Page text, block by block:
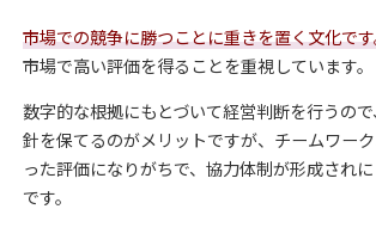
市場での競争に勝つことに重きを置く文化で
市場で高い評価を得ることを重視しています。
数字的な根拠にもとづいて経営判断を行うの
針を保てるのがメリットですが、チームワー
った評価になりがちで、協力体制が形成され
です。